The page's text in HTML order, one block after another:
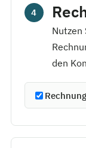
4
Nutzen
den